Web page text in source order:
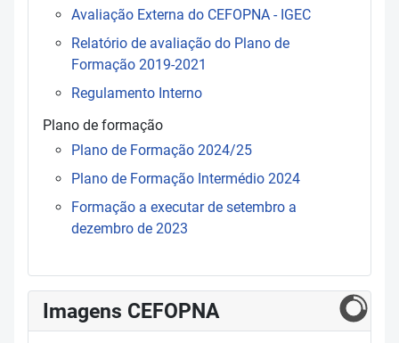
Avaliação Externa do CEFOPNA - IGEC
Relatório de avaliação do Plano de
Formação 2019-2021
Regulamento Interno
Plano de formação
Plano de Formação 2024/25
Plano de Formação Intermédio 2024
Formação a executar de setembro a
dezembro de 2023
Imagens CEFOPNA